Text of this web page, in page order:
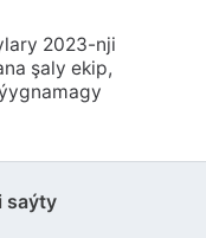
2023-nji
şaly ekip,
saýty